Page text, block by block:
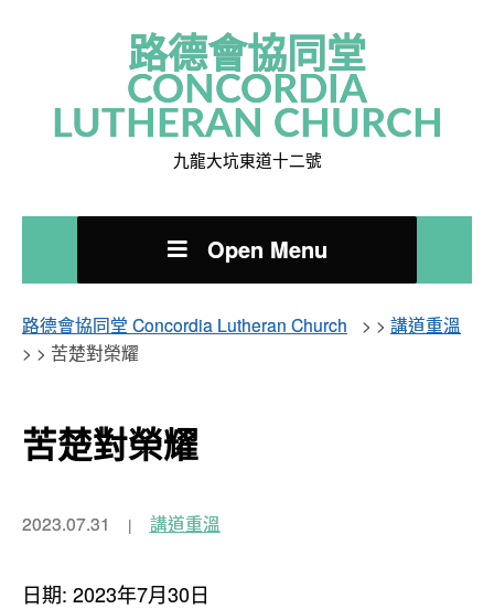
路德會協同堂
CONCORDIA
LUTHERAN CHURCH
九龍大坑東道十二號
Open Menu
路德會協同堂 Concordia Lutheran Church > > 講道重溫
> > 苦楚對榮耀
苦楚對榮耀
2023.07.31 講道重溫
日期: 2023年7月30日